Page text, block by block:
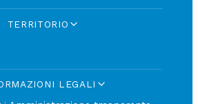
TERRITORIO
LEGALI